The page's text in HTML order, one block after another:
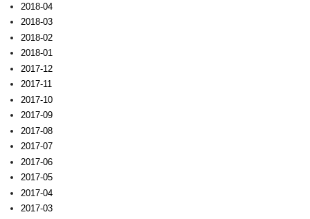
2018-04
2018-03
2018-02
2018-01
2017-12
2017-11
2017-10
2017-09
2017-08
2017-07
2017-06
2017-05
2017-04
2017-03